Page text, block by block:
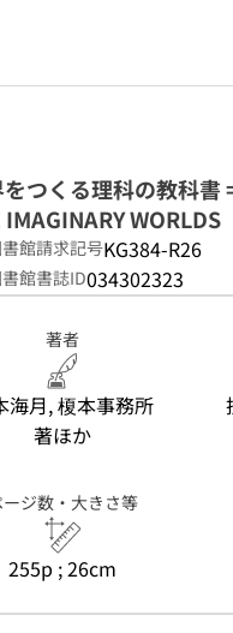
のリンク
つくる理科の教科書
IMAGINARY WORLDS
館請求記号KG384-R26
館書誌ID034302323
著者
海月, 榎本事務所
著ほか
ージ数・大きさ等
255p ; 26cm